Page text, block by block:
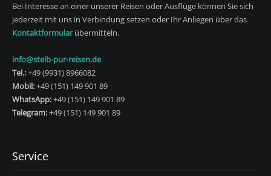
Bei Interesse an einer unserer Reisen oder Ausflüge können Sie sich
jederzeit mit uns in Verbindung setzen oder Ihr Anliegen über das
Kontaktformularübermitteln.
info@steib-pur-reisen.de
Tel.:+49 (9931) 8966082
Mobil:+49 (151) 149 901 89
WhatsApp:+49 (151) 149 901 89
Telegram: +49 (151) 149 901 89
Service